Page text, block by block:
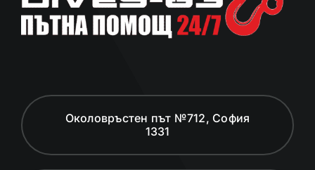
Околовръстен път №712, София
1331